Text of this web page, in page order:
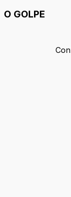
O GOLPE